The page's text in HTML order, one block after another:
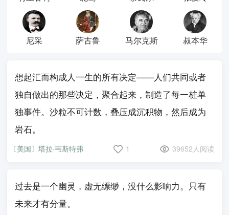
尼采 萨古鲁 马尔克斯 叔本华
想起汇而构成人一生的所有决定——人们共同或者
独自做出的那些决定，聚合起来，制造了每一桩单
独事件。沙粒不可计数，叠压成沉积物，然后成为
岩石。
〔美国〕塔拉·韦斯特弗 1 39652人阅读
过去是一个幽灵，虚无缥缈，没什么影响力。只有
未来才有分量。